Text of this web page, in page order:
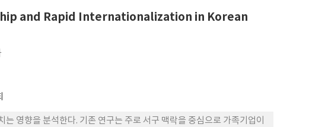
and Rapid Internationalization in Korean
영향을 분석한다. 기존 연구는 주로 서구 맥락을 중심으로 가족기업이